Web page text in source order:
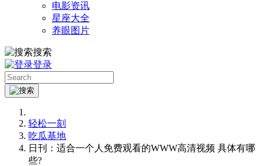
电影资讯
星座大全
养眼图片
搜索
登录
轻松一刻
吃瓜基地
日刊：适合一个人免费观看的WWW高清视频 具体有哪
些?